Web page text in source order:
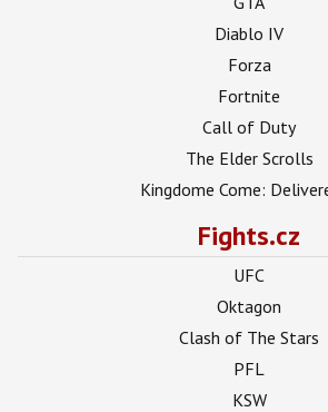
Diablo IV
Forza
Fortnite
Call of Duty
The Elder Scrolls
Kingdome Come:
Fights.cz
UFC
Oktagon
Clash of The Stars
PFL
KSW